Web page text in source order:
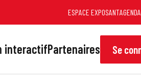
ESPACE EXPOSANT
interactifPartenaires Se